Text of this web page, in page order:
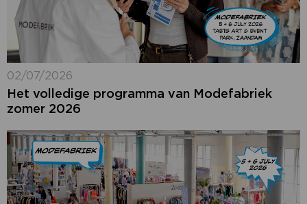
02/07/2026
Het volledige programma van Modefabriek
zomer 2026